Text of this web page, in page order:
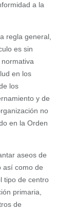
a la
regla general,
es sin
en los
los
y de
no
en la Orden
aseos de
así como de
tipo de centro
primaria,
de